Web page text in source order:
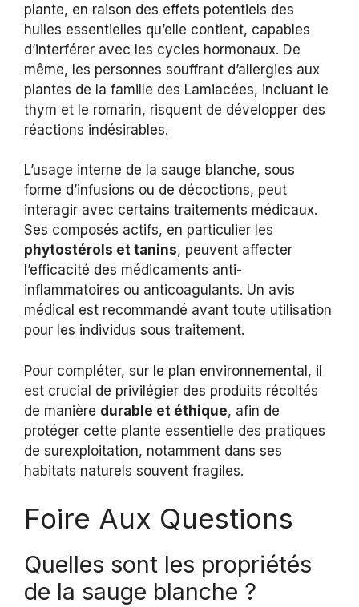
plante, en raison des effets potentiels des
huiles essentielles qu’elle contient, capables
d’interférer avec les cycles hormonaux. De
même, les personnes souffrant d’allergies aux
plantes de la famille des Lamiacées, incluant le
thym et le romarin, risquent de développer des
réactions indésirables.
L’usage interne de la sauge blanche, sous
forme d’infusions ou de décoctions, peut
interagir avec certains traitements médicaux.
Ses composés actifs, en particulier les
phytostérols et tanins, peuvent affecter
l’efficacité des médicaments anti-
inflammatoires ou anticoagulants. Un avis
médical est recommandé avant toute utilisation
pour les individus sous traitement.
Pour compléter, sur le plan environnemental, il
est crucial de privilégier des produits récoltés
de manière durable et éthique, afin de
protéger cette plante essentielle des pratiques
de surexploitation, notamment dans ses
habitats naturels souvent fragiles.
Foire Aux Questions
Quelles sont les propriétés
de la sauge blanche ?